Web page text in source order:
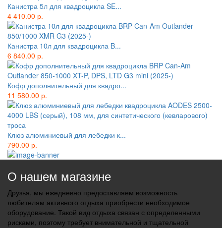
Канистра 5л для квадроцикла SE...
4 410.00 р.
Канистра 10л для квадроцикла B...
6 840.00 р.
Кофр дополнительный для квадро...
11 580.00 р.
Клюз алюминиевый для лебедки к...
790.00 р.
О нашем магазине
Друзья, мы ежедневно предоставляем возможность
любителям активного отдыха приобрести необходимое
оборудование. Такой вид отдыха связан с определенными
рисками, поэтому требует внимательной и тщательной